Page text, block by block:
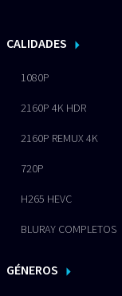
CALIDADES
1080P
2160P 4K HDR
2160P REMUX 4K
720P
H265 HEVC
BLURAY COMPLETOS
GÉNEROS